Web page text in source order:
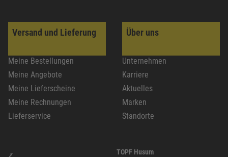
Versand und Lieferung
Meine Bestellungen
Meine Angebote
Meine Lieferscheine
Meine Rechnungen
Lieferservice
Über uns
Unternehmen
Karriere
Aktuelles
Marken
Standorte
TOPF Husum